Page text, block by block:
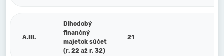
A.III.
Dlhodobý
finančný
majetok súčet
(r. 22 až r. 32)
21